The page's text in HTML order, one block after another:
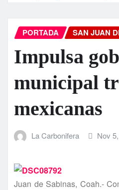
PORTADA SAN JUAN
Impulsa
municipal
mexicanas
La Carbonifera Nov
Juan de Sabinas, Coah.-